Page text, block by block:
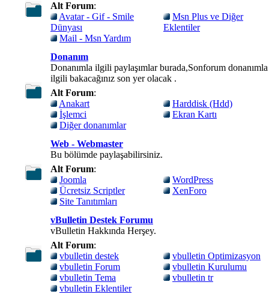
Alt Forum:
Avatar - Gif - Smile
Dünyası
Msn Plus ve Diğer
Eklentiler
Mail - Msn Yardım
Donanım
Donanımla ilgili paylaşımlar burada,Sonforum donanımla
ilgili bakacağınız son yer olacak .
Alt Forum:
Anakart
Harddisk (Hdd)
İşlemci
Ekran Kartı
Diğer donanımlar
Web - Webmaster
Bu bölümde paylaşabilirsiniz.
Alt Forum:
Joomla
WordPress
Ücretsiz Scriptler
XenForo
Site Tanıtımları
vBulletin Destek Forumu
vBulletin Hakkında Herşey.
Alt Forum:
vbulletin destek
vbulletin Optimizasyon
vbulletin Forum
vbulletin Kurulumu
vbulletin Tema
vbulletin tr
vbulletin Eklentiler